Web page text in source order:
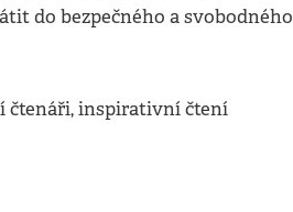
do bezpečného a svobodného
čtenáři, inspirativní čtení